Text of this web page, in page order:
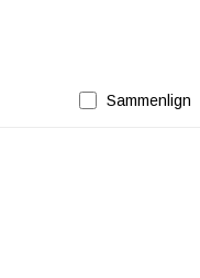
Sammenlign